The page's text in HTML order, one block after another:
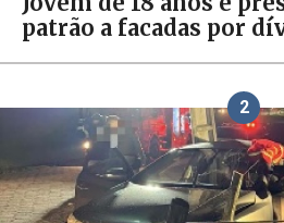
patrão a facadas por
2